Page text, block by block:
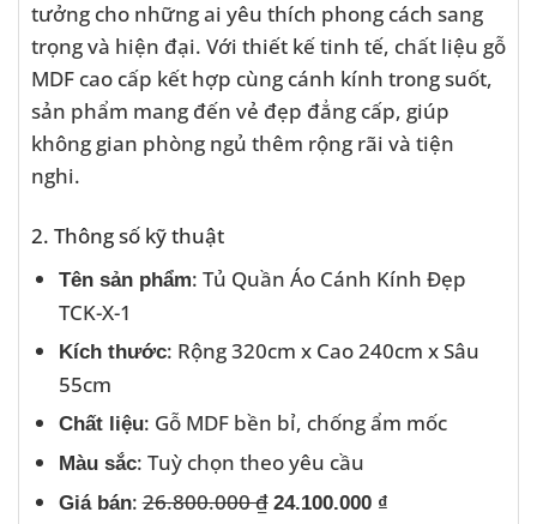
tưởng cho những ai yêu thích phong cách sang
trọng và hiện đại. Với thiết kế tinh tế, chất liệu gỗ
MDF cao cấp kết hợp cùng cánh kính trong suốt,
sản phẩm mang đến vẻ đẹp đẳng cấp, giúp
không gian phòng ngủ thêm rộng rãi và tiện
nghi.
2. Thông số kỹ thuật
Tên sản phẩm: Tủ Quần Áo Cánh Kính Đẹp
TCK-X-1
Kích thước: Rộng 320cm x Cao 240cm x Sâu
55cm
Chất liệu: Gỗ MDF bền bỉ, chống ẩm mốc
Màu sắc: Tuỳ chọn theo yêu cầu
Giá bán:26.800.000 ₫ 24.100.000 ₫